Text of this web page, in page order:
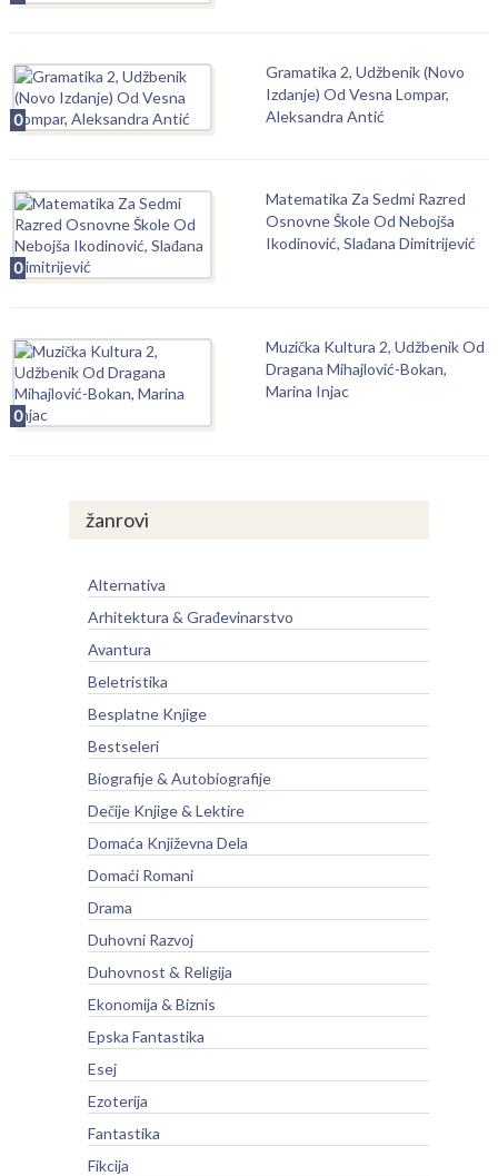
0
Gramatika 2, Udžbenik (Novo
Izdanje) Od Vesna Lompar,
Aleksandra Antić
0
Matematika Za Sedmi Razred
Osnovne Škole Od Nebojša
Ikodinović, Slađana Dimitrijević
0
Muzička Kultura 2, Udžbenik Od
Dragana Mihajlović-Bokan,
Marina Injac
žanrovi
Alternativa
Arhitektura & Građevinarstvo
Avantura
Beletristika
Besplatne Knjige
Bestseleri
Biografije & Autobiografije
Dečije Knjige & Lektire
Domaća Književna Dela
Domaći Romani
Drama
Duhovni Razvoj
Duhovnost & Religija
Ekonomija & Biznis
Epska Fantastika
Esej
Ezoterija
Fantastika
Fikcija